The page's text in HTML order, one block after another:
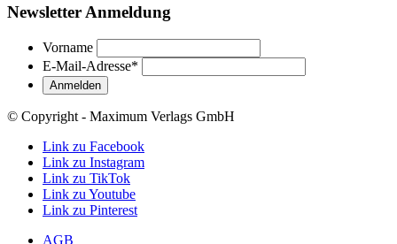
Newsletter Anmeldung
Vorname
E-Mail-Adresse*
© Copyright - Maximum Verlags GmbH
Link zu Facebook
Link zu Instagram
Link zu TikTok
Link zu Youtube
Link zu Pinterest
AGB